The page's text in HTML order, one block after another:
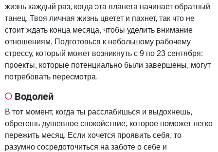
жизнь каждый раз, когда эта планета начинает обратный
танец. Твоя личная жизнь цветет и пахнет, так что не
стоит ждать конца месяца, чтобы уделить внимание
отношениям. Подготовься к небольшому рабочему
стрессу, который может возникнуть с 9 по 23 сентября:
проекты, которые потенциально были завершены, могут
потребовать пересмотра.
Водолей
В тот момент, когда ты расслабишься и выдохнешь,
обретешь душевное спокойствие, которое поможет легко
пережить месяц. Если хочется проявить себя, то
разумно сосредоточиться на заботе о себе и